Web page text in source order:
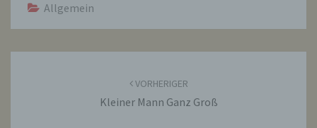
Allgemein
VORHERIGER
Kleiner Mann Ganz Groß